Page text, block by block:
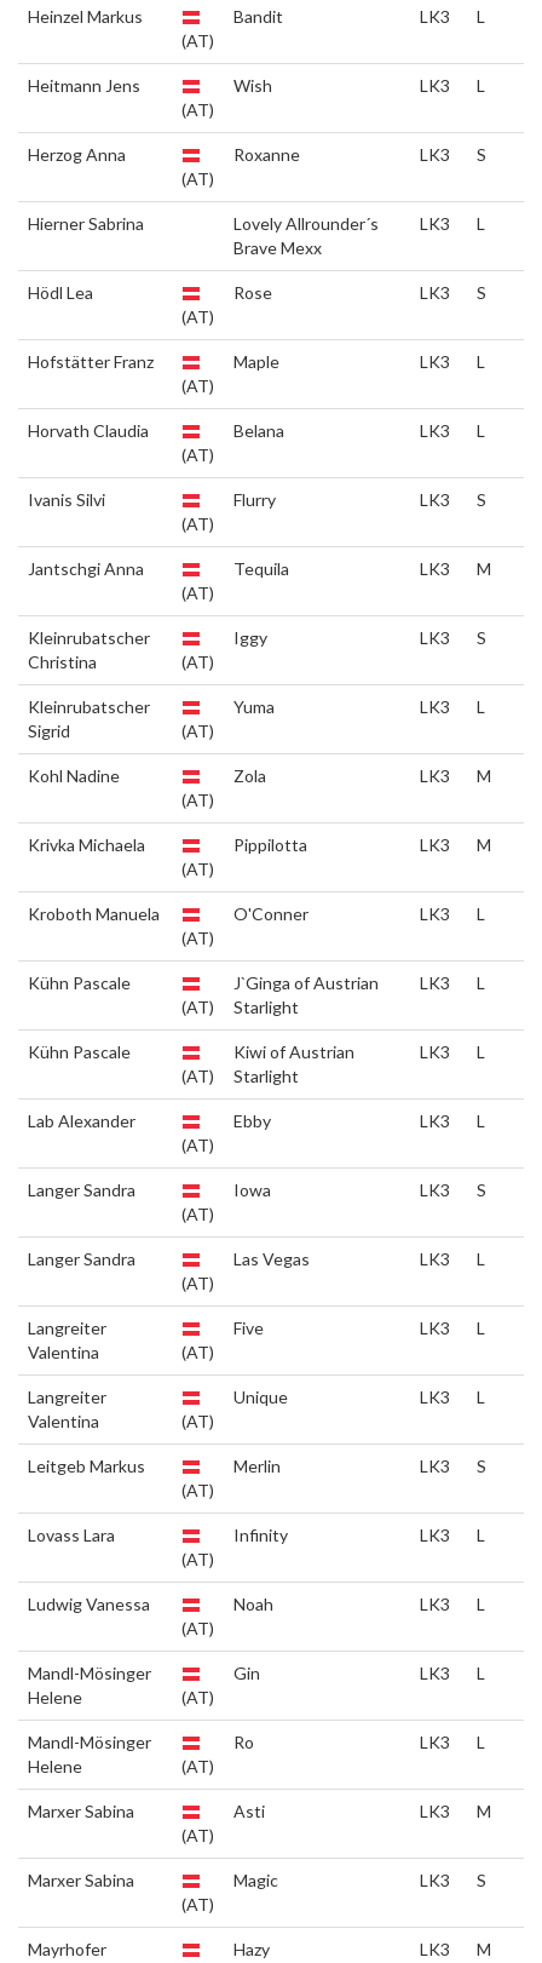
Heinzel Markus
(AT)
Bandit LK3 L
Heitmann Jens
(AT)
Wish LK3 L
Herzog Anna
(AT)
Roxanne LK3 S
Hierner Sabrina
Lovely Allrounder´s
Brave Mexx
LK3 L
Hödl Lea
(AT)
Rose LK3 S
Hofstätter Franz
(AT)
Maple LK3 L
Horvath Claudia
(AT)
Belana LK3 L
Ivanis Silvi
(AT)
Flurry LK3 S
Jantschgi Anna
(AT)
Tequila LK3 M
Kleinrubatscher
Christina
(AT)
Iggy LK3 S
Kleinrubatscher
Sigrid
(AT)
Yuma LK3 L
Kohl Nadine
(AT)
Zola LK3 M
Krivka Michaela
(AT)
Pippilotta LK3 M
Kroboth Manuela
(AT)
O'Conner LK3 L
Kühn Pascale
(AT)
J`Ginga of Austrian
Starlight
LK3 L
Kühn Pascale
(AT)
Kiwi of Austrian
Starlight
LK3 L
Lab Alexander
(AT)
Ebby LK3 L
Langer Sandra
(AT)
Iowa LK3 S
Langer Sandra
(AT)
Las Vegas LK3 L
Langreiter
Valentina
(AT)
Five LK3 L
Langreiter
Valentina
(AT)
Unique LK3 L
Leitgeb Markus
(AT)
Merlin LK3 S
Lovass Lara
(AT)
Infinity LK3 L
Ludwig Vanessa
(AT)
Noah LK3 L
Mandl-Mösinger
Helene
(AT)
Gin LK3 L
Mandl-Mösinger
Helene
(AT)
Ro LK3 L
Marxer Sabina
(AT)
Asti LK3 M
Marxer Sabina
(AT)
Magic LK3 S
Mayrhofer
Hazy LK3 M